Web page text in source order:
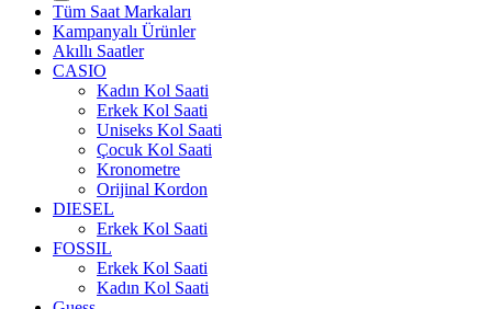
Tüm Saat Markaları
Kampanyalı Ürünler
Akıllı Saatler
CASIO
Kadın Kol Saati
Erkek Kol Saati
Uniseks Kol Saati
Çocuk Kol Saati
Kronometre
Orijinal Kordon
DIESEL
Erkek Kol Saati
FOSSIL
Erkek Kol Saati
Kadın Kol Saati